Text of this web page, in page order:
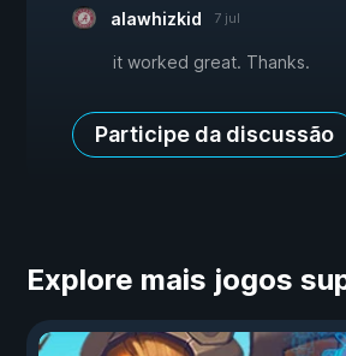
alawhizkid 7 jul
it worked great. Thanks.
Participe da discussão
Explore mais jogos